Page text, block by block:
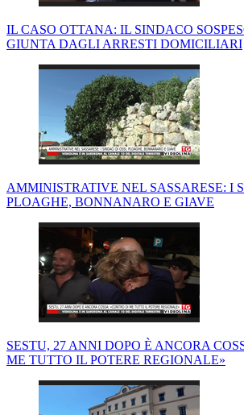
IL CASO OTTANA: IL SINDACO
GIUNTA DAGLI ARRESTI DOMICILIARI
AMMINISTRATIVE NEL SASSARESE: I
PLOAGHE, BONNANARO E GIAVE
SESTU, 27 ANNI DOPO È ANCORA
ME TUTTO IL POTERE REGIONALE»